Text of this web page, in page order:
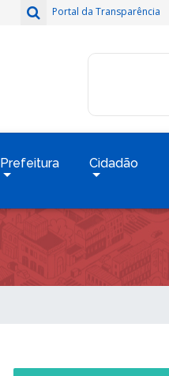
Portal da Transparência
Prefeitura Cidadão